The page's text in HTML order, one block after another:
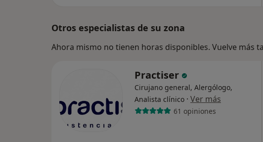
Otros especialistas de su zona
Ahora mismo no tienen horas disponibles. Vuelve más
Practiser
Cirujano general, Alergólogo,
Analista clínico · Ver más
61 opiniones